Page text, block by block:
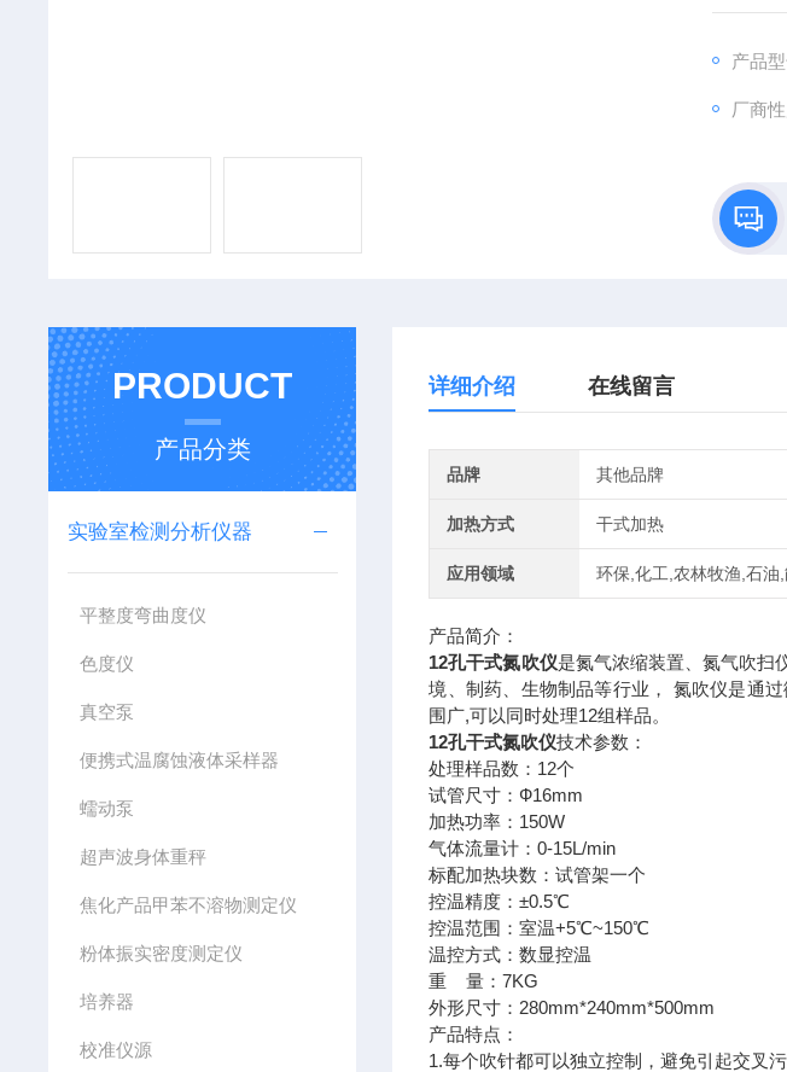
产品
厂商
PRODUCT
产品分类
实验室检测分析仪器
平整度弯曲度仪
色度仪
真空泵
便携式温腐蚀液体采样器
蠕动泵
超声波身体重秤
焦化产品甲苯不溶物测定仪
粉体振实密度测定仪
培养器
校准仪源
详细介绍 在线留言
品牌 其他品牌
加热方式 干式加热
应用领域 环保,化工,农林牧渔,石油
产品简介：
12孔干式氮吹仪是氮气浓缩装置、氮气吹扫
境、制药、生物制品等行业， 氮吹仪是通
围广,可以同时处理12组样品。
12孔干式氮吹仪技术参数：
处理样品数：12个
试管尺寸：Ф16mm
加热功率：150W
气体流量计：0-15L/min
标配加热块数：试管架一个
控温精度：±0.5℃
控温范围：室温+5℃~150℃
温控方式：数显控温
重 量：7KG
外形尺寸：280mm*240mm*500mm
产品特点：
1.每个吹针都可以独立控制，避免引起交叉污